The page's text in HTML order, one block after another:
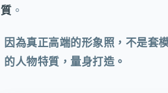
質 。
因為真正高端的形象照，不是套
的人物特質，量身打造。